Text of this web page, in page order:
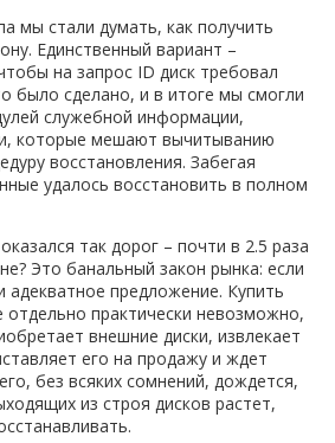
мы стали думать, как получить
Единственный вариант –
на запрос ID диск требовал
было сделано, и в итоге мы смогли
служебной информации,
которые мешают вычитыванию
восстановления. Забегая
удалось восстановить в полном
так дорог – почти в 2.5 раза
Это банальный закон рынка: если
адекватное предложение. Купить
отдельно практически невозможно,
внешние диски, извлекает
его на продажу и ждет
без всяких сомнений, дождется,
из строя дисков растет,